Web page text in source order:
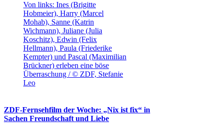
Von links: Ines (Brigitte
Hobmeier), Harry (Marcel
Mohab), Sanne (Katrin
Wichmann), Juliane (Julia
Koschitz), Edwin (Felix
Hellmann), Paula (Friederike
Kempter) und Pascal (Maximilian
Brückner) erleben eine böse
Überraschung / © ZDF, Stefanie
Leo
ZDF-Fernsehfilm der Woche: „Nix ist fix“ in
Sachen Freundschaft und Liebe